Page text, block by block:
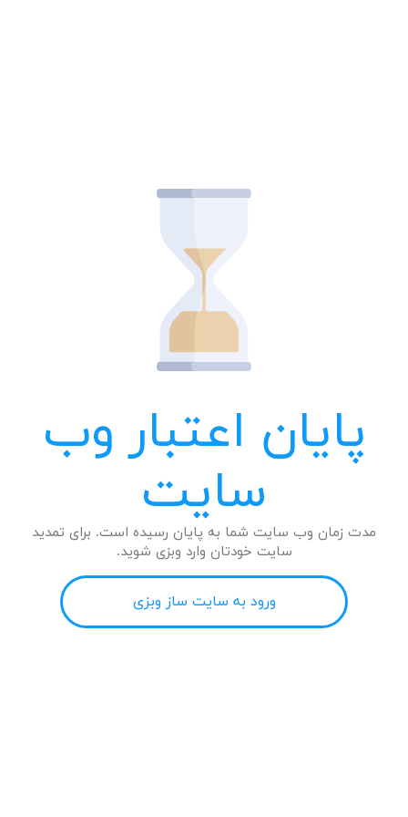
پایان اعتبار وب
سایت
مدت زمان وب سایت شما به پایان رسیده است. برای تمدید
سایت خودتان وارد وبزی شوید.
ورود به سایت ساز وبزی